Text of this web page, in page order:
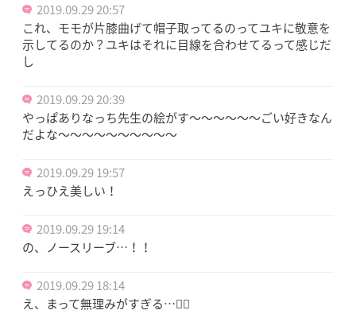
2019.09.29 20:57
これ、モモが片膝曲げて帽子取ってるのってユキに敬意を
示してるのか？ユキはそれに目線を合わせてるって感じだ
し
2019.09.29 20:39
やっぱありなっち先生の絵がす〜〜〜〜〜〜ごい好きなん
だよな〜〜〜〜〜〜〜〜〜〜
2019.09.29 19:57
えっひえ美しい！
2019.09.29 19:14
の、ノースリーブ…！！
2019.09.29 18:14
え、まって無理みがすぎる…🤦‍♀️